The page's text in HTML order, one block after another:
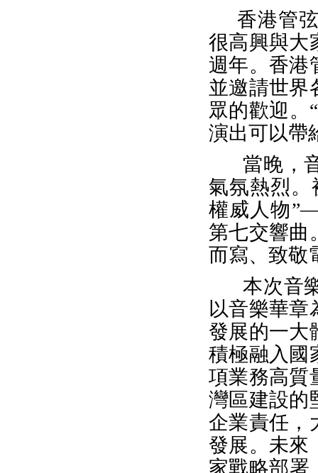
香港管
很高興與大
週年。香港
並邀請世界
眾的歡迎。
演出可以帶
當晚，
氣氛熱烈。
權威人物
第七交響曲
而寫、致敬
本次音
以音樂華章
發展的一大
積極融入國
項業務高質
灣區建設的
企業責任，
發展。未來
家戰略部署